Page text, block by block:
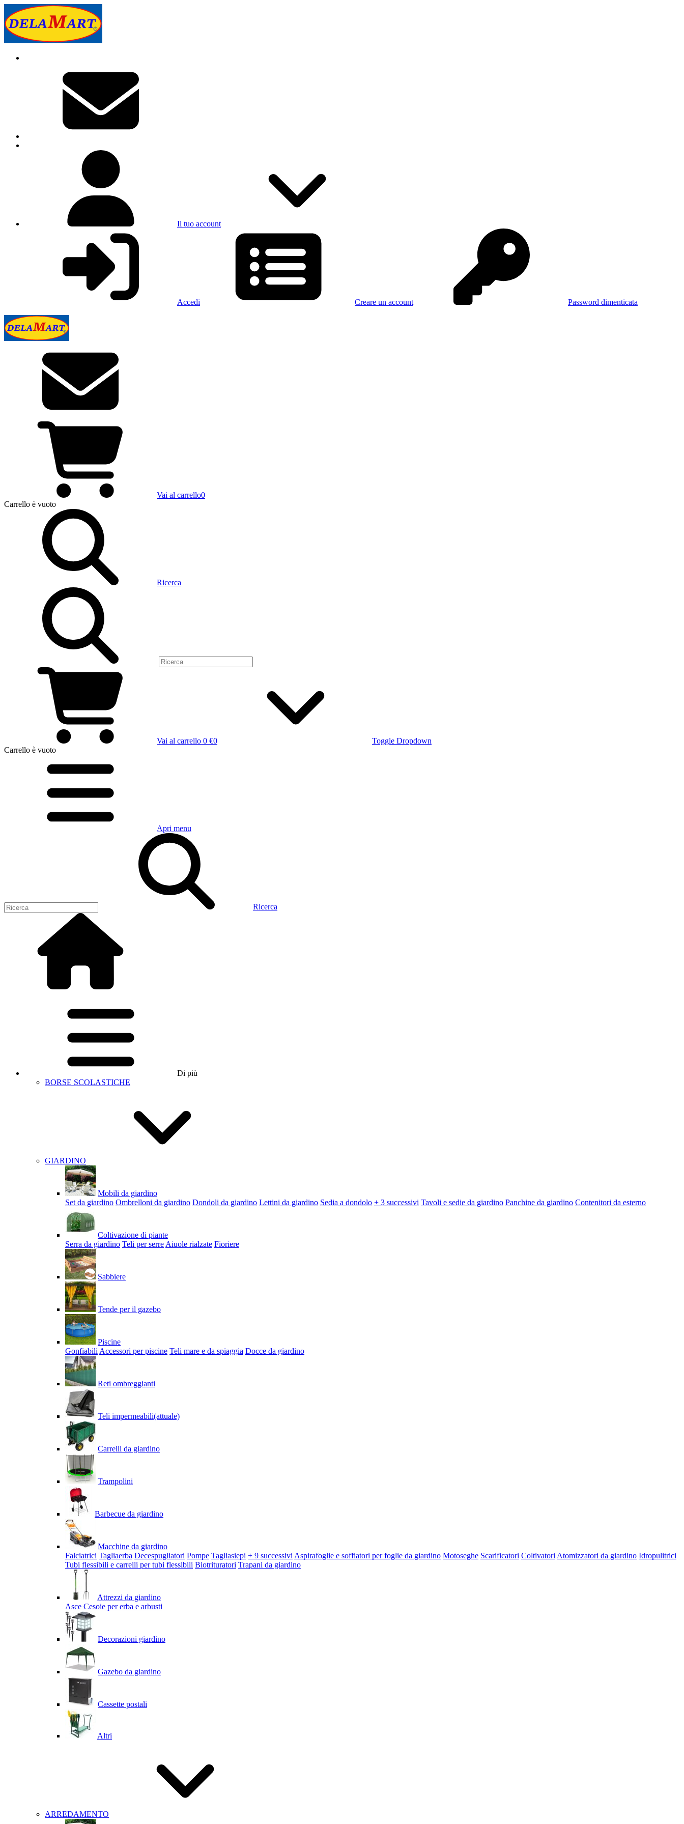
Il tuo account
Accedi Creare un account Password dimenticata
Vai al carrello0
Carrello è vuoto
Ricerca
Vai al carrello 0 €0
Toggle Dropdown
Carrello è vuoto
Apri menu
Ricerca
Di più
BORSE SCOLASTICHE
GIARDINO
Mobili da giardino
Set da giardino Ombrelloni da giardino Dondoli da giardino Lettini da giardino Sedia a dondolo + 3 successivi Tavoli e sedie da giardino Panchine da giardino Contenitori da esterno
Coltivazione di piante
Serra da giardino Teli per serre Aiuole rialzate Fioriere
Sabbiere
Tende per il gazebo
Piscine
Gonfiabili Accessori per piscine Teli mare e da spiaggia Docce da giardino
Reti ombreggianti
Teli impermeabili(attuale)
Carrelli da giardino
Trampolini
Barbecue da giardino
Macchine da giardino
Falciatrici Tagliaerba Decespugliatori Pompe Tagliasiepi + 9 successivi Aspirafoglie e soffiatori per foglie da giardino Motoseghe Scarificatori Coltivatori Atomizzatori da giardino Idropulitrici
Tubi flessibili e carrelli per tubi flessibili Biotrituratori Trapani da giardino
Attrezzi da giardino
Asce Cesoie per erba e arbusti
Decorazioni giardino
Gazebo da giardino
Cassette postali
Altri
ARREDAMENTO